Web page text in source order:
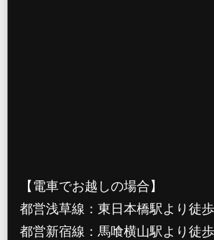
【電車でお越しの場合】
都営浅草線：東日本橋駅より徒
都営新宿線：馬喰横山駅より徒